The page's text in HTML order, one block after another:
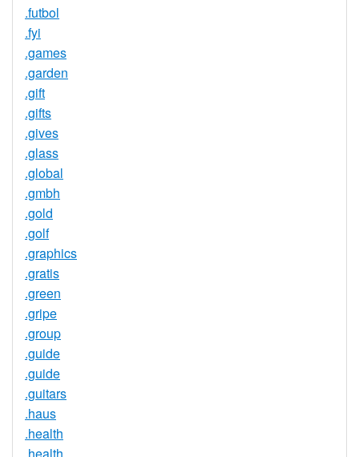
.futbol
.fyi
.games
.garden
.gift
.gifts
.gives
.glass
.global
.gmbh
.gold
.golf
.graphics
.gratis
.green
.gripe
.group
.guide
.guide
.guitars
.haus
.health